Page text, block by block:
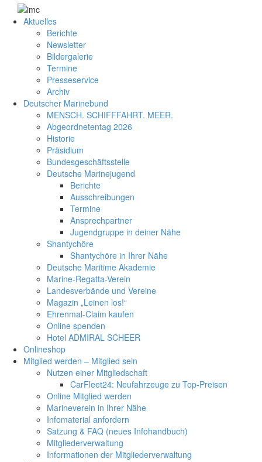
Aktuelles
Berichte
Newsletter
Bildergalerie
Termine
Presseservice
Archiv
Deutscher Marinebund
MENSCH. SCHIFFFAHRT. MEER.
Abgeordnetentag 2026
Historie
Präsidium
Bundesgeschäftsstelle
Deutsche Marinejugend
Berichte
Ausschreibungen
Termine
Ansprechpartner
Jugendgruppe in deiner Nähe
Shantychöre
Shantychöre in Ihrer Nähe
Deutsche Maritime Akademie
Marine-Regatta-Verein
Landesverbände und Vereine
Magazin „Leinen los!“
Ehrenmal-Claim kaufen
Online spenden
Hotel ADMIRAL SCHEER
Onlineshop
Mitglied werden – Mitglied sein
Nutzen einer Mitgliedschaft
CarFleet24: Neufahrzeuge zu Top-Preisen
Online Mitglied werden
Marineverein in Ihrer Nähe
Infomaterial anfordern
Satzung & FAQ (neues Infohandbuch)
Mitgliederverwaltung
Informationen der Mitgliederverwaltung